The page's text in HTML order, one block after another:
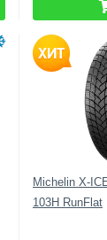
Michelin X-
103H RunFlat